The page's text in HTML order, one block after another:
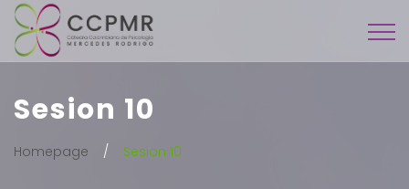
Sesion 10
Homepage Sesion 10